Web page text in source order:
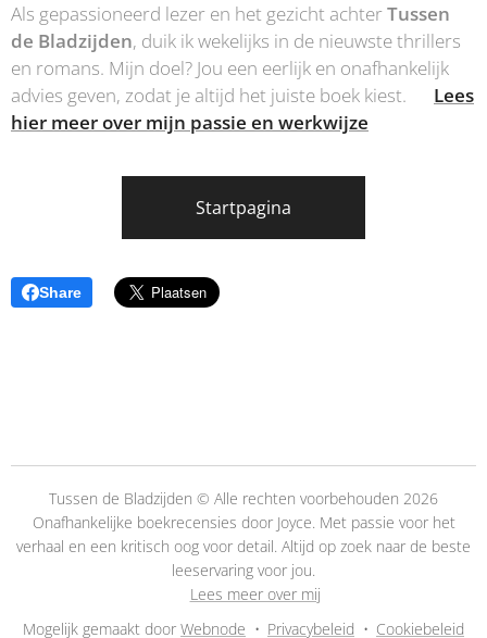
Als gepassioneerd lezer en het gezicht achterTussen
de Bladzijden, duik ik wekelijks in de nieuwste thrillers
en romans. Mijn doel? Jou een eerlijk en onafhankelijk
advies geven, zodat je altijd het juiste boek kiest.👉 Lees
hier meer over mijn passie en werkwijze
Startpagina
Share
Tussen de Bladzijden © Alle rechten voorbehouden 2026
Onafhankelijke boekrecensies door Joyce. Met passie voor het
verhaal en een kritisch oog voor detail. Altijd op zoek naar de beste
leeservaring voor jou.
Lees meer over mij
Mogelijk gemaakt door Webnode Privacybeleid Cookiebeleid